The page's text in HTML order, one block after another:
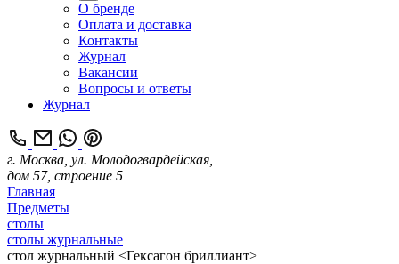
О бренде
Оплата и доставка
Контакты
Журнал
Вакансии
Вопросы и ответы
Журнал
г. Москва, ул. Молодогвардейская,
дом 57, строение 5
Главная
Предметы
столы
столы журнальные
стол журнальный <Гексагон бриллиант>